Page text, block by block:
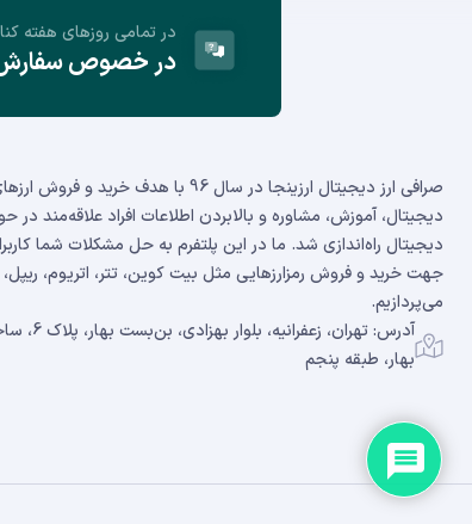
در تمامی روز‌های هفته
در خصوص سفارش
صرافی ارز دیجیتال ارزینجا در سال 96 با هدف خرید و فروش
دیجیتال، آموزش، مشاوره و بالابردن اطلاعات افراد علاقه‌مند در
دیجیتال راه‌اندازی شد. ما در این پلتفرم به حل مشکلات شما
جهت خرید و فروش رمزارزهایی مثل بیت کوین، تتر، اتریوم،
می‌پردازیم.
آدرس: تهران، زعفرانیه،
بهار، طبقه پنجم